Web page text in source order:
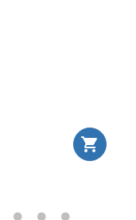
shopping_cart